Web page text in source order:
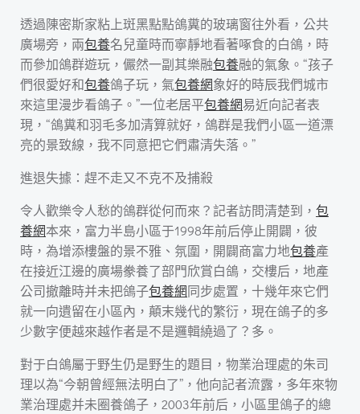
透過陳密斯家粘上斑黑點點鴿糞的玻璃窗往外看，公共
廣場旁，兩包養名兒童時而寧靜地看著啄食的白鴿，時
而參加鴿群遊玩，儼然一副其樂融包養融的氣象。“孩子
們很愛好和包養鴿子玩，氣包養網象好的時辰我們城市
來這里漫步看鴿子。”一位老居平包養網易近向記者表
現，“鴿糞和羽毛多加清算就好，鴿群是我們小區一道漂
亮的景致線，我不同意把它們肅清失落。”
進退失據：趕不走又不克不及捕殺
令人歡樂令人愁的鴿群從何而來？記者訪問清楚到， 包
養網本來，富力半島小區于1998年前后停止開闢，彼
時，為增添樓盤的景不雅、氛圍，開闢商富力地包養產
在接近江邊的廣場豢養了部門欣賞白鴿，交樓后，地產
公司撤離時并未把鴿子包養網同步處置，十幾年來它們
就一向遺留在小區內，顛末幾代的繁衍，現在鴿子的多
少數字便越來越作者是不是邏輯繞過了？多。
對于白鴿屬于野生仍是野生的題目，物業治理處的朱司
理以為“今朝曾經無法明白了”，他向記者流露，多年來物
業治理處并未圈養鴿子，2003年前后，小區里鴿子的總